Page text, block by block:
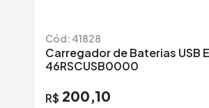
Cód: 41828
Carregador de Baterias USB
46RSCUSB0000
R$ 200,10